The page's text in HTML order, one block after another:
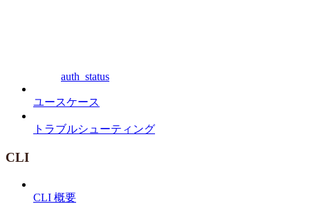
auth_status
ユースケース
トラブルシューティング
CLI
CLI 概要